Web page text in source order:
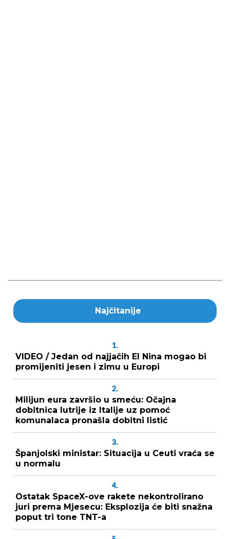
Najčitanije
1.
VIDEO / Jedan od najjačih El Nina mogao bi
promijeniti jesen i zimu u Europi
2.
Milijun eura završio u smeću: Očajna
dobitnica lutrije iz Italije uz pomoć
komunalaca pronašla dobitni listić
3.
Španjolski ministar: Situacija u Ceuti vraća se
u normalu
4.
Ostatak SpaceX-ove rakete nekontrolirano
juri prema Mjesecu: Eksplozija će biti snažna
poput tri tone TNT-a